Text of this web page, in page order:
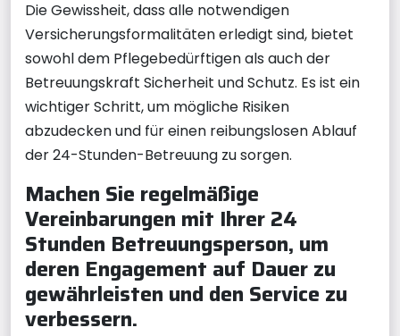
Die Gewissheit, dass alle notwendigen
Versicherungsformalitäten erledigt sind, bietet
sowohl dem Pflegebedürftigen als auch der
Betreuungskraft Sicherheit und Schutz. Es ist ein
wichtiger Schritt, um mögliche Risiken
abzudecken und für einen reibungslosen Ablauf
der 24-Stunden-Betreuung zu sorgen.
Machen Sie regelmäßige
Vereinbarungen mit Ihrer 24
Stunden Betreuungsperson, um
deren Engagement auf Dauer zu
gewährleisten und den Service zu
verbessern.